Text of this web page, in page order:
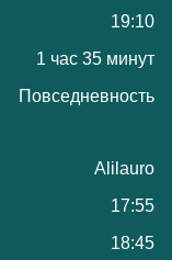
19:10
1 час 35 минут
Повседневность
Alilauro
17:55
18:45